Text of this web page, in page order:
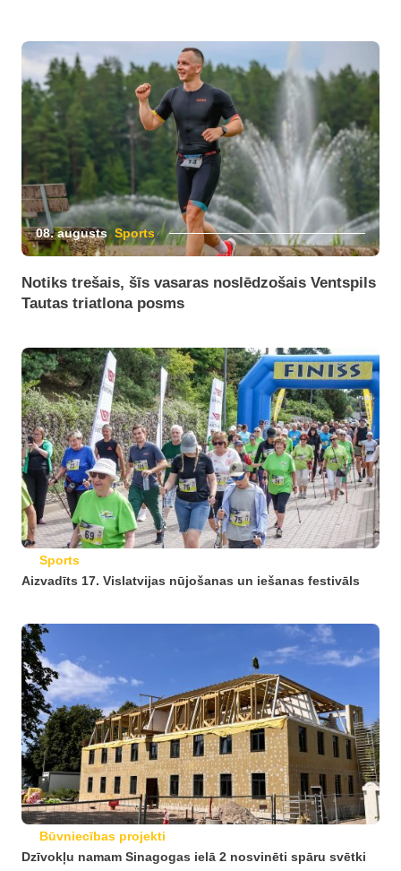
08. augusts Sports
Notiks trešais, šīs vasaras noslēdzošais Ventspils
Tautas triatlona posms
Sports
Aizvadīts 17. Vislatvijas nūjošanas un iešanas festivāls
Būvniecības projekti
Dzīvokļu namam Sinagogas ielā 2 nosvinēti spāru svētki